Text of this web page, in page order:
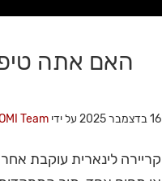
האם אתה
16 בדצמבר 2025 על ידי Team
קריירה לינארית עוקבת